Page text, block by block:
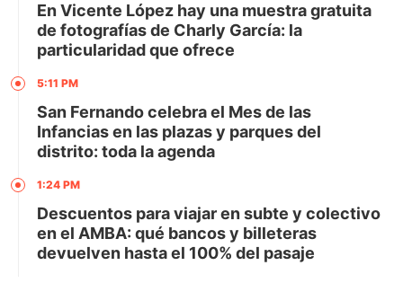
En Vicente López hay una muestra gratuita
de fotografías de Charly García: la
particularidad que ofrece
5:11 PM
San Fernando celebra el Mes de las
Infancias en las plazas y parques del
distrito: toda la agenda
1:24 PM
Descuentos para viajar en subte y colectivo
en el AMBA: qué bancos y billeteras
devuelven hasta el 100% del pasaje